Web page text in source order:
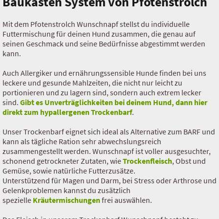
Futterrechner Trocken Barf
Mit dem Pfotenstrolch Wunschnapf stellst du individuelle
Futtermischung für deinen Hund zusammen, die genau auf
seinen Geschmack und seine Bedürfnisse abgestimmt werden
kann.
Auch Allergiker und ernährungssensible Hunde finden bei uns
leckere und gesunde Mahlzeiten, die nicht nur leicht zu
portionieren und zu lagern sind, sondern auch extrem lecker
sind. Gibt es Unverträglichkeiten bei deinem Hund, dann hier
direkt zum hypallergenen Trockenbarf.
Unser Trockenbarf eignet sich ideal als Alternative zum BARF und
kann als tägliche Ration sehr abwechslungsreich
zusammengestellt werden. Wunschnapf ist voller ausgesuchter,
schonend getrockneter Zutaten, wieTrockenfleisch, Obst und
Gemüse, sowie natürliche Futterzusätze.
Unterstützend für Magen und Darm, bei Stress oder Arthrose und
Gelenkproblemen kannst du zusätzlich
spezielle Kräutermischungenfrei auswählen.